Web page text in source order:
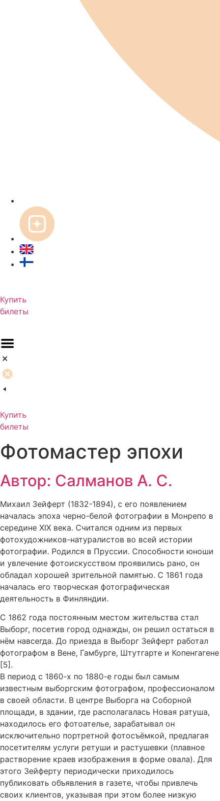
Купить
билеты
Купить
билеты
Фотомастер эпохи
Автор: Салманов А. С.
Михаил Зейферт (1832-1894), с его появлением
началась эпоха черно-белой фотографии в Монрепо в
середине XIX века. Считался одним из первых
фотохудожников-натуралистов во всей истории
фотографии. Родился в Пруссии. Способности юноши
и увлечение фотоискусством проявились рано, он
обладал хорошей зрительной памятью. С 1861 года
началась его творческая фотографическая
деятельность в Финляндии.
С 1862 года постоянным местом жительства стал
Выборг, посетив город однажды, он решил остаться в
нём навсегда. До приезда в Выборг Зейферт работал
фотографом в Вене, Гамбурге, Штутгарте и Копенгагене
[5].
В период с 1860-х по 1880-е годы был самым
известным выборгским фотографом, профессионалом
в своей области. В центре Выборга на Соборной
площади, в здании, где располагалась Новая ратуша,
находилось его фотоателье, зарабатывал он
исключительно портретной фотосъёмкой, предлагая
посетителям услуги ретуши и растушевки (плавное
растворение краев изображения в форме овала). Для
этого Зейферту периодически приходилось
публиковать объявления в газете, чтобы привлечь
своих клиентов, указывая при этом более низкую